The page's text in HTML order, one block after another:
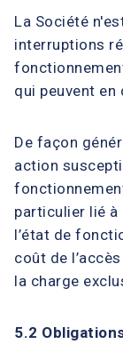
La Société
interruptions
qui peuvent en
De façon
action
particulier lié
l’état de
coût de
la charge
5.2